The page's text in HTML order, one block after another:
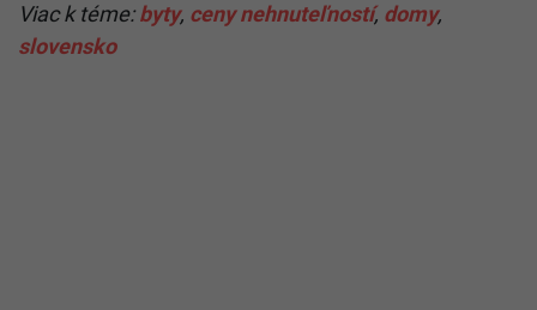
Viac k téme:byty, ceny nehnuteľností, domy,
slovensko